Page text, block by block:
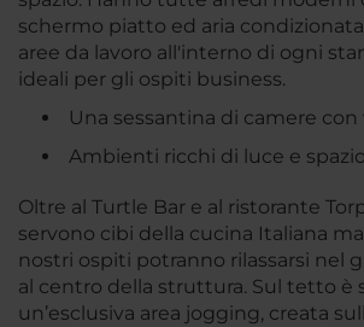
schermo piatto ed aria
aree da lavoro all'interno di ogni
ideali per gli ospiti business.
Una sessantina di camere con
Ambienti ricchi di luce e spazio
Oltre al Turtle Bar e al ristorante
servono cibi della cucina Italiana
nostri ospiti potranno rilassarsi nel
al centro della struttura. Sul tetto è
un’esclusiva area jogging, creata